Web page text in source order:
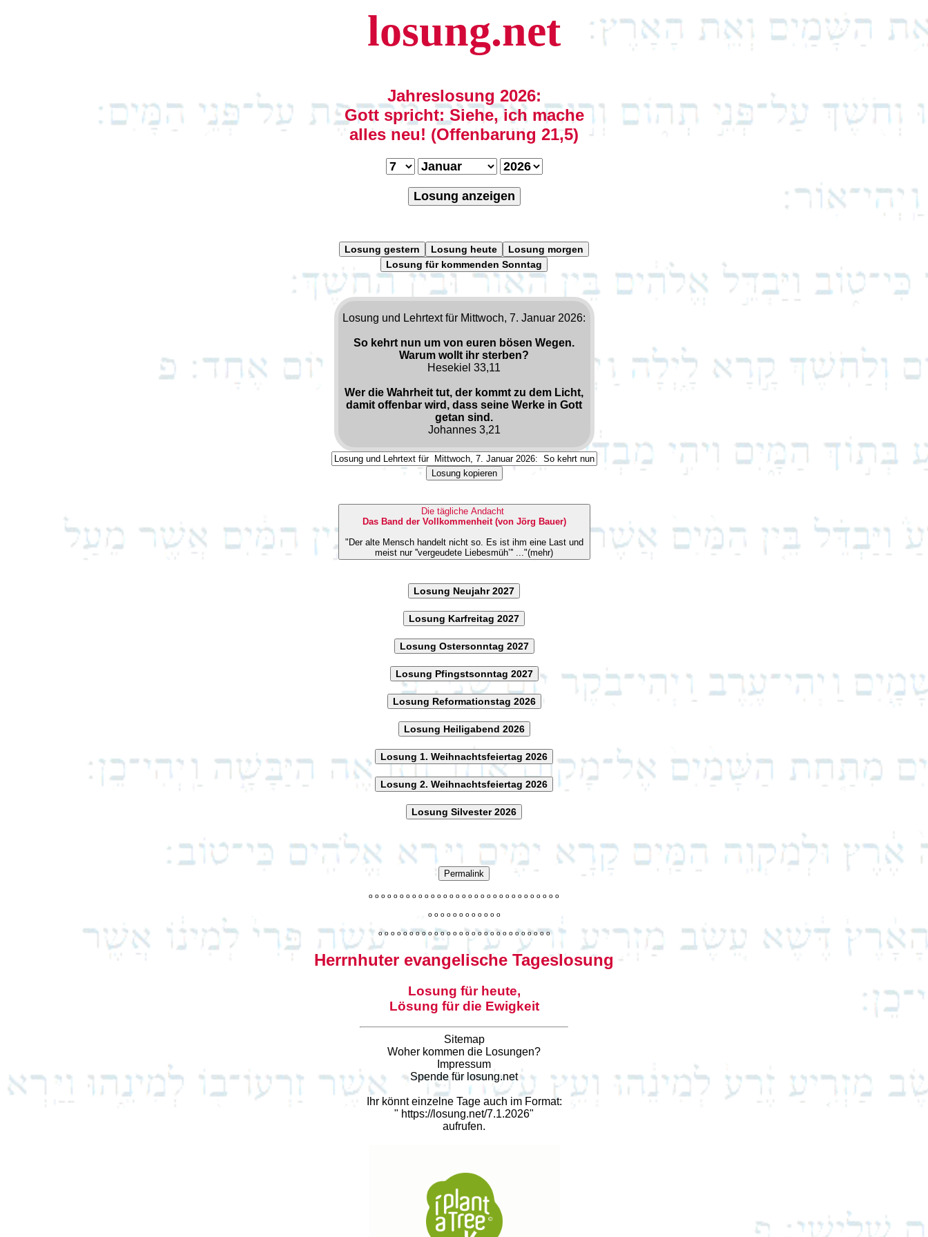
losung.net
Jahreslosung 2026:
Gott spricht: Siehe, ich mache
alles neu! (Offenbarung 21,5)
Losung anzeigen
Losung gestern Losung heute
Losung morgen
Losung für kommenden Sonntag
Losung und Lehrtext für Mittwoch, 7. Januar 2026:
So kehrt nun um von euren bösen Wegen.
Warum wollt ihr sterben?
Hesekiel 33,11
Wer die Wahrheit tut, der kommt zu dem Licht,
damit offenbar wird, dass seine Werke in Gott
getan sind.
Johannes 3,21
Losung kopieren
Die tägliche Andacht
Das Band der Vollkommenheit (von Jörg Bauer)
"Der alte Mensch handelt nicht so. Es ist ihm eine Last und
meist nur ''vergeudete Liebesmüh’'' ..."(mehr)
Losung Neujahr 2027
Losung Karfreitag 2027
Losung Ostersonntag 2027
Losung Pfingstsonntag 2027
Losung Reformationstag 2026
Losung Heiligabend 2026
Losung 1. Weihnachtsfeiertag 2026
Losung 2. Weihnachtsfeiertag 2026
Losung Silvester 2026
Permalink
o o o o o o o o o o o o o o o o o o o o o o o o o o o o o o o
o o o o o o o o o o o o
o o o o o o o o o o o o o o o o o o o o o o o o o o o o
Herrnhuter evangelische Tageslosung
Losung für heute,
Lösung für die Ewigkeit
Sitemap
Woher kommen die Losungen?
Impressum
Spende für losung.net
Ihr könnt einzelne Tage auch im Format:
" https://losung.net/7.1.2026"
aufrufen.